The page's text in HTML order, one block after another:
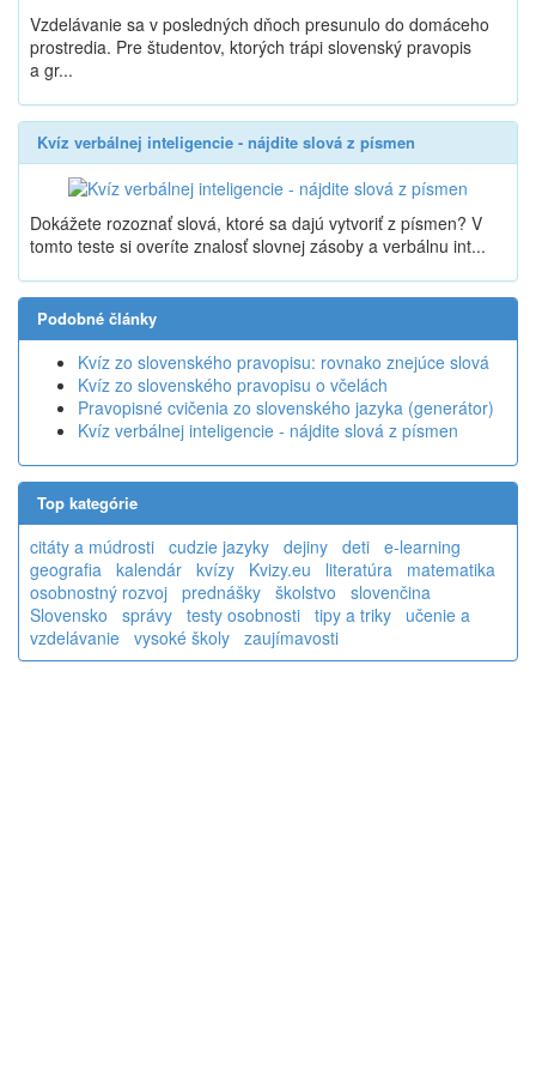
Vzdelávanie sa v posledných dňoch presunulo do domáceho
prostredia. Pre študentov, ktorých trápi slovenský pravopis
a gr...
Kvíz verbálnej inteligencie - nájdite slová z písmen
Dokážete rozoznať slová, ktoré sa dajú vytvoriť z písmen? V
tomto teste si overíte znalosť slovnej zásoby a verbálnu int...
Podobné články
Kvíz zo slovenského pravopisu: rovnako znejúce slová
Kvíz zo slovenského pravopisu o včelách
Pravopisné cvičenia zo slovenského jazyka (generátor)
Kvíz verbálnej inteligencie - nájdite slová z písmen
Top kategórie
citáty a múdrosti cudzie jazyky dejiny deti e-learning
geografia kalendár kvízy Kvizy.eu literatúra
matematika
osobnostný rozvoj prednášky školstvo
slovenčina
Slovensko
správy testy osobnosti tipy a triky
učenie a
vzdelávanie vysoké školy zaujímavosti